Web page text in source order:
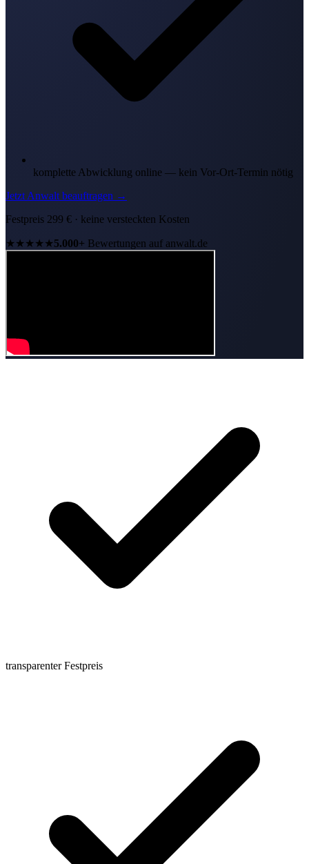
komplette Abwicklung online — kein Vor-Ort-Termin nötig
Jetzt Anwalt beauftragen →
Festpreis 299 € · keine versteckten Kosten
★★★★★5.000+ Bewertungen auf anwalt.de
transparenter Festpreis